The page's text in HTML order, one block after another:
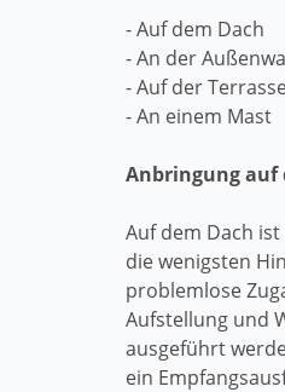
- Auf dem Dach
- An der
- Auf der
- An einem Mast
Anbringung auf
Auf dem Dach
die wenigsten
problemlose
Aufstellung und
ausgeführt
ein